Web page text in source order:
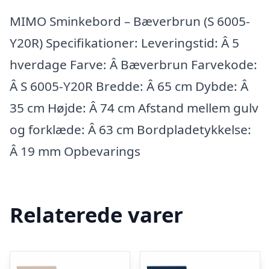
MIMO Sminkebord – Bæverbrun (S 6005-
Y20R) Specifikationer: Leveringstid: Â 5
hverdage Farve: Â Bæverbrun Farvekode:
Â S 6005-Y20R Bredde: Â 65 cm Dybde: Â
35 cm Højde: Â 74 cm Afstand mellem gulv
og forklæde: Â 63 cm Bordpladetykkelse:
Â 19 mm Opbevarings
Relaterede varer